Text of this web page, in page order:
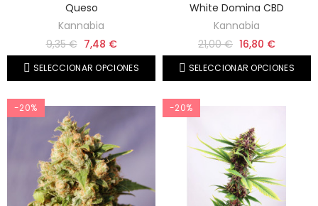
Queso
Kannabia
9,35 € 7,48 €
SELECCIONAR OPCIONES
White Domina CBD
Kannabia
21,00 € 16,80 €
SELECCIONAR OPCIONES
-20% -20%